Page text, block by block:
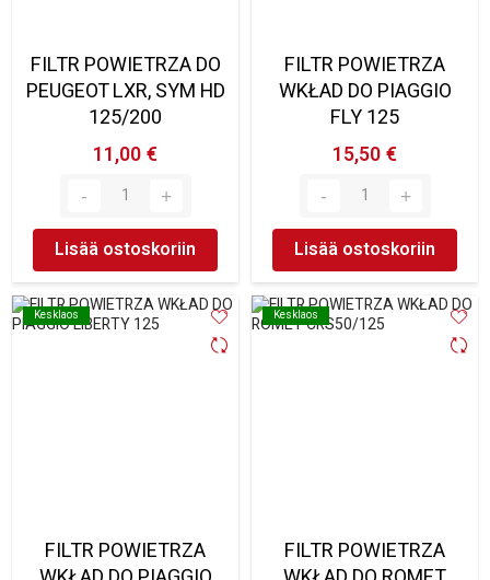
FILTR POWIETRZA DO
PEUGEOT LXR, SYM HD
125/200
11,00 €
Lisää ostoskoriin
FILTR POWIETRZA
WKŁAD DO PIAGGIO
FLY 125
15,50 €
Lisää ostoskoriin
Kesklaos
Kesklaos
FILTR POWIETRZA
Kesklaos
Kesklaos
FILTR POWIETRZA